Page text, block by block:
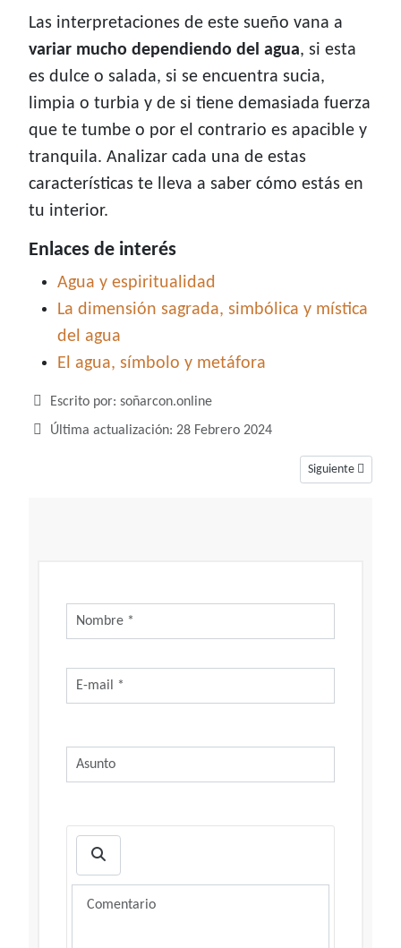
Las interpretaciones de este sueño vana a
variar mucho dependiendo del agua, si esta
es dulce o salada, si se encuentra sucia,
limpia o turbia y de si tiene demasiada fuerza
que te tumbe o por el contrario es apacible y
tranquila. Analizar cada una de estas
características te lleva a saber cómo estás en
tu interior.
Enlaces de interés
Agua y espiritualidad
La dimensión sagrada, simbólica y mística
del agua
El agua, símbolo y metáfora
Detalles
Escrito por: soñarcon.online
Última actualización: 28 Febrero 2024
Artículo siguiente:
Siguiente